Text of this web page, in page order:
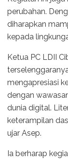
perubahan.
diharapkan
kepada
Ketua PC LDII
mengapresiasi
dengan
dunia digital.
keterampilan
ujar Asep.
Ia berharap